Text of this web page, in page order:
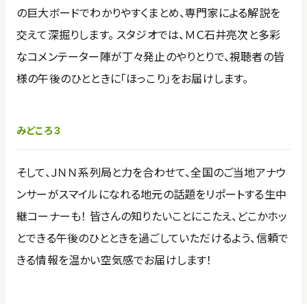
の巨大ボードでわかりやすくまとめ、専門家による解説を
交えて深掘りします。 スタジオでは、ＭＣ石井亮次と多彩
なコメンテーター陣が丁々発止のやりとりで、視聴者の皆
様の午後のひとときに「ほっこり」をお届けします。
みどころ３
そして、ＪＮＮ系列局と力を合わせて、全国のご当地アナウ
ンサーがスマイルになれる地元の話題をリポートする生中
継コーナーも！ 皆さんの知りたいことにこたえ、どこかホッ
とできる午後のひとときを過ごしていただけるよう、信頼で
きる情報を温かい空気感でお届けします！